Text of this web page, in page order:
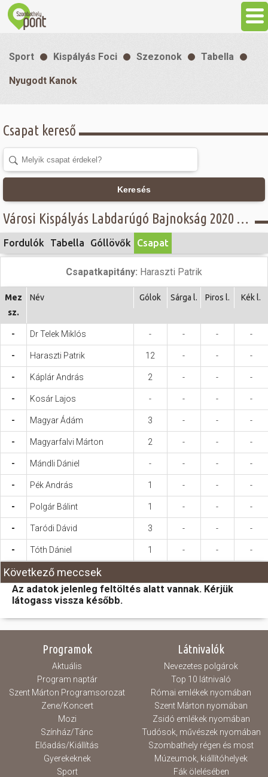
Programok
Gasztronómia
Sport
Szabadidő
Hasznos
Sport Kispályás Foci Szezonok Tabella
Nyugodt Kanok
Csapat kereső
Keresés
Városi Kispályás Labdarúgó Bajnokság 2020 - D. csoport - Nyugodt Kanok
Fordulók Tabella Góllövők Csapat
Csapatkapitány: Haraszti Patrik
Mez
sz.
Név Gólok Sárga l. Piros l. Kék l.
- Dr Telek Miklós - - - -
- Haraszti Patrik 12 - - -
- Káplár András 2 - - -
- Kosár Lajos - - - -
- Magyar Ádám 3 - - -
- Magyarfalvi Márton 2 - - -
- Mándli Dániel - - - -
- Pék András 1 - - -
- Polgár Bálint 1 - - -
- Taródi Dávid 3 - - -
- Tóth Dániel 1 - - -
Következő meccsek
Az adatok jelenleg feltöltés alatt vannak. Kérjük
látogass vissza később.
Programok
Aktuális
Program naptár
Szent Márton Programsorozat
Zene/Koncert
Mozi
Színház/Tánc
Előadás/Kiállítás
Gyerekeknek
Sport
Látnivalók
Nevezetes polgárok
Top 10 látnivaló
Római emlékek nyomában
Szent Márton nyomában
Zsidó emlékek nyomában
Tudósok, művészek nyomában
Szombathely régen és most
Múzeumok, kiállítóhelyek
Fák ölelésében